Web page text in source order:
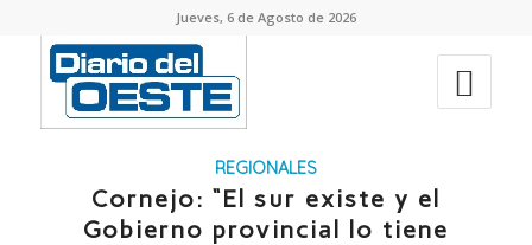
Jueves, 6 de Agosto de 2026
REGIONALES
Cornejo: “El sur existe y el
Gobierno provincial lo tiene